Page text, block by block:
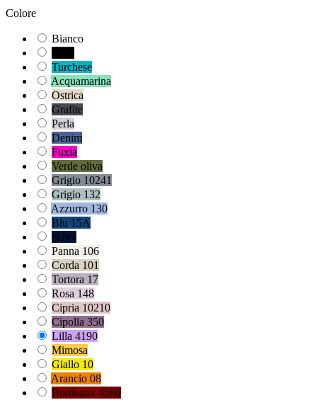
Colore
Bianco
Turchese
Acquamarina
Ostrica
Grafite
Perla
Denim
Fuxia
Verde oliva
Grigio 10241
Grigio 132
Azzurro 130
Blu 15A
Navy
Panna 106
Corda 101
Tortora 17
Rosa 148
Cipria 10210
Cipolla 350
Lilla 4190
Mimosa
Giallo 10
Arancio 08
Bordeaux 4580